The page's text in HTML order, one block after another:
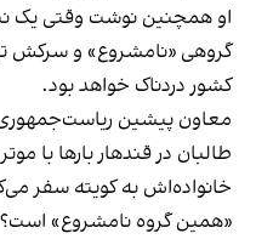
او همچنین نوشت وقتی یک
گروهی «نامشروع» و سرکش
کشور دردناک خواهد بود.
معاون پیشین
طالبان در قندهار بارها با
خانواده‌اش به کویته سفر
«همین گروه نامشروع» است؟